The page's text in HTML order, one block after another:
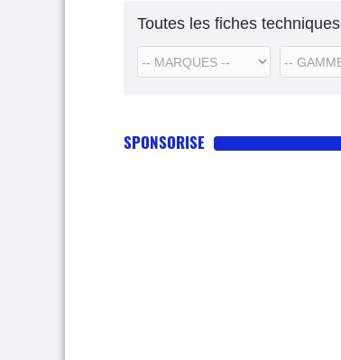
Toutes les fiches techniques
SPONSORISE